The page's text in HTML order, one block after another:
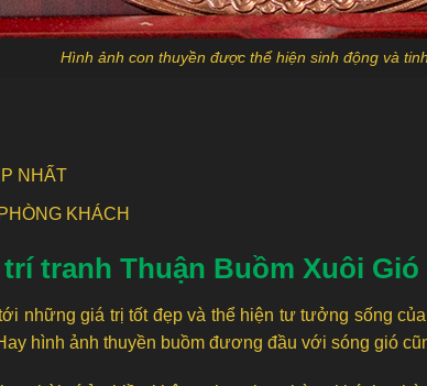
Hình ảnh con thuyền được thể hiện sinh động và
NHẤT
KHÁCH
trí tranh Thuận Buồm Xuôi
những giá trị tốt đẹp và thể hiện tư tưởng sống
hình ảnh thuyền buồm đương đầu với sóng gió